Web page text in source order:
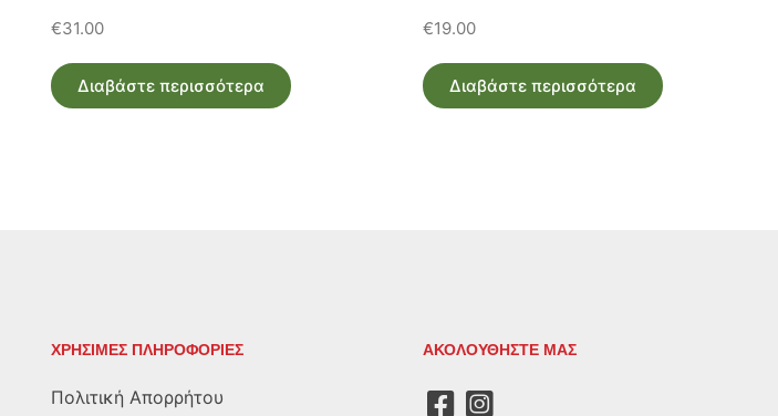
€31.00
Διαβάστε περισσότερα
€19.00
Διαβάστε περισσότερα
ΧΡΗΣΙΜΕΣ ΠΛΗΡΟΦΟΡΙΕΣ
Πολιτική Απορρήτου
ΑΚΟΛΟΥΘΗΣΤΕ ΜΑΣ